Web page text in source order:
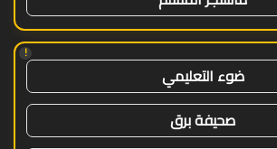
!
ضوء التعليمي
صحيفة برق